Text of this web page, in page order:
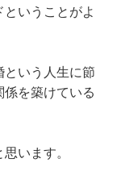
いうことがよ
いう人生に節
を築けている
います。